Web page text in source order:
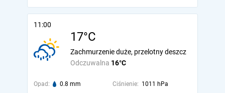
11:00
17°C
Odczuwalna 16°C
Zachmurzenie duże, przelotny deszcz
Opad: 0.8 mm Ciśnienie: 1011 hPa